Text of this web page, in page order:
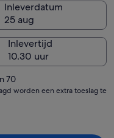
Inleverdatum
25 aug
Inlevertijd
70
worden een extra toeslag te